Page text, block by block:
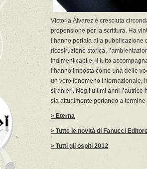
Victoria Álvarez è cresciuta
propensione per la scrittura. Ha
l’hanno portata alla
ricostruzione storica,
indimenticabile, il tutto
l’hanno imposta come una delle
un vero fenomeno internazionale,
stranieri. Negli ultimi anni l’autrice
sta attualmente portando a
> Eterna
> Tutte le novità di Fanucci
> Tutti gli ospiti 2012